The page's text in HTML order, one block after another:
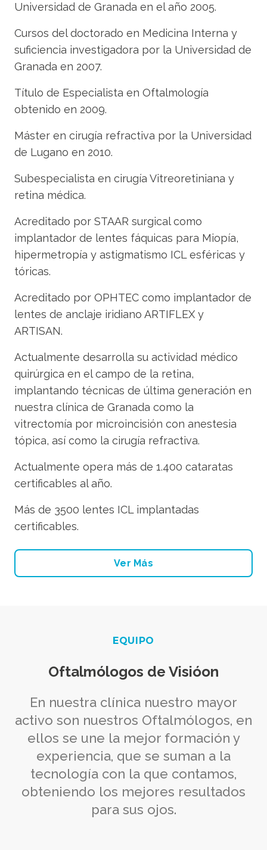
Universidad de Granada en el año 2005.
Cursos del doctorado en Medicina Interna y
suficiencia investigadora por la Universidad de
Granada en 2007.
Título de Especialista en Oftalmología
obtenido en 2009.
Máster en cirugía refractiva por la Universidad
de Lugano en 2010.
Subespecialista en cirugía Vitreoretiniana y
retina médica.
Acreditado por STAAR surgical como
implantador de lentes fáquicas para Miopía,
hipermetropía y astigmatismo ICL esféricas y
tóricas.
Acreditado por OPHTEC como implantador de
lentes de anclaje iridiano ARTIFLEX y
ARTISAN.
Actualmente desarrolla su actividad médico
quirúrgica en el campo de la retina,
implantando técnicas de última generación en
nuestra clínica de Granada como la
vitrectomía por microincisión con anestesia
tópica, así como la cirugía refractiva.
Actualmente opera más de 1.400 cataratas
certificables al año.
Más de 3500 lentes ICL implantadas
certificables.
Ver Más
EQUIPO
Oftalmólogos de Visióon
En nuestra clínica nuestro mayor
activo son nuestros Oftalmólogos, en
ellos se une la mejor formación y
experiencia, que se suman a la
tecnología con la que contamos,
obteniendo los mejores resultados
para sus ojos.